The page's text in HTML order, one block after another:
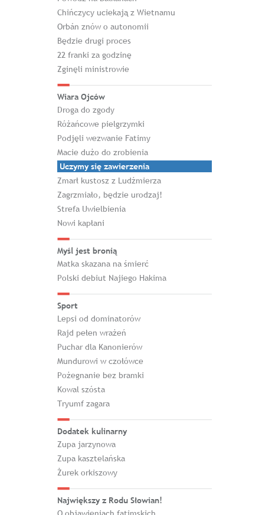
Chińczycy uciekają z Wietnamu
Orbán znów o autonomii
Będzie drugi proces
22 franki za godzinę
Zginęli ministrowie
Wiara Ojców
Droga do zgody
Różańcowe pielgrzymki
Podjęli wezwanie Fatimy
Macie dużo do zrobienia
Uczymy się zawierzenia
Zmarł kustosz z Ludźmierza
Zagrzmiało, będzie urodzaj!
Strefa Uwielbienia
Nowi kapłani
Myśl jest bronią
Matka skazana na śmierć
Polski debiut Najiego Hakima
Sport
Lepsi od dominatorów
Rajd pełen wrażeń
Puchar dla Kanonierów
Mundurowi w czołówce
Pożegnanie bez bramki
Kowal szósta
Tryumf zagara
Dodatek kulinarny
Zupa jarzynowa
Zupa kasztelańska
Żurek orkiszowy
Największy z Rodu Słowian!